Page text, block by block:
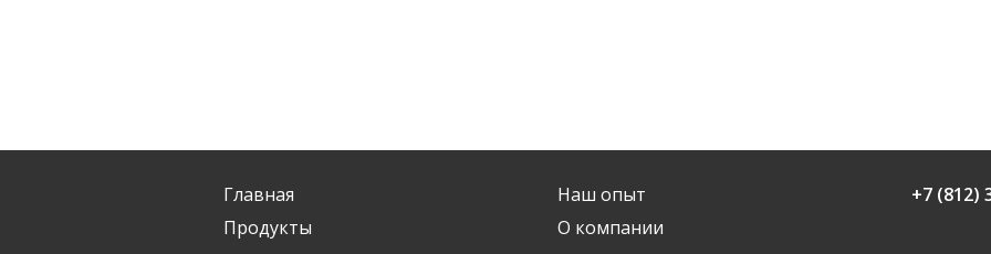
Главная
Продукты
Наш опыт
О компании
+7 (812)